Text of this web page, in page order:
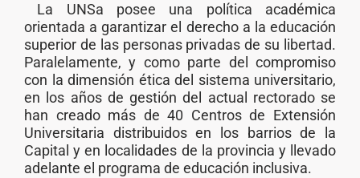
La UNSa posee una política académica
orientada a garantizar el derecho a la educación
superior de las personas privadas de su libertad.
Paralelamente, y como parte del compromiso
con la dimensión ética del sistema universitario,
en los años de gestión del actual rectorado se
han creado más de 40 Centros de Extensión
Universitaria distribuidos en los barrios de la
Capital y en localidades de la provincia y llevado
adelante el programa de educación inclusiva.